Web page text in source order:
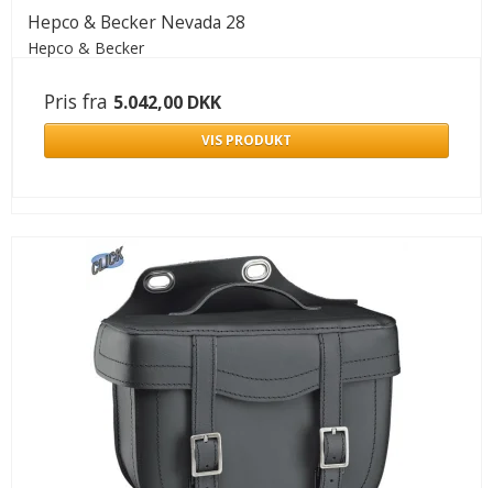
Hepco & Becker Nevada 28
Hepco & Becker
Pris fra 5.042,00 DKK
VIS PRODUKT